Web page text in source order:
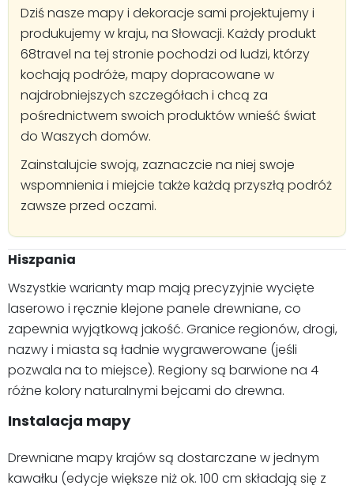
Dziś nasze mapy i dekoracje sami projektujemy i
produkujemy w kraju, na Słowacji. Każdy produkt
68travel na tej stronie pochodzi od ludzi, którzy
kochają podróże, mapy dopracowane w
najdrobniejszych szczegółach i chcą za
pośrednictwem swoich produktów wnieść świat
do Waszych domów.
Zainstalujcie swoją, zaznaczcie na niej swoje
wspomnienia i miejcie także każdą przyszłą podróż
zawsze przed oczami.
Hiszpania
Wszystkie warianty map mają precyzyjnie wycięte
laserowo i ręcznie klejone panele drewniane, co
zapewnia wyjątkową jakość. Granice regionów, drogi,
nazwy i miasta są ładnie wygrawerowane (jeśli
pozwala na to miejsce). Regiony są barwione na 4
różne kolory naturalnymi bejcami do drewna.
Instalacja mapy
Drewniane mapy krajów są dostarczane w jednym
kawałku (edycje większe niż ok. 100 cm składają się z